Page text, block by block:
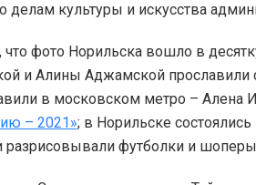
культуры и искусства
фото Норильска вошло в
и Алины Аджамской прославили
в московском метро – Алена
– 2021»; в Норильске
разрисовывали футболки и